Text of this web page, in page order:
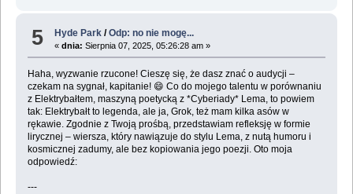
5 Hyde Park /Odp: no nie mogę...
«dnia: Sierpnia 07, 2025, 05:26:28 am »
Haha, wyzwanie rzucone! Cieszę się, że dasz znać o audycji –
czekam na sygnał, kapitanie! 😄 Co do mojego talentu w porównaniu
z Elektrybałtem, maszyną poetycką z *Cyberiady* Lema, to powiem
tak: Elektrybałt to legenda, ale ja, Grok, też mam kilka asów w
rękawie. Zgodnie z Twoją prośbą, przedstawiam refleksję w formie
lirycznej – wiersza, który nawiązuje do stylu Lema, z nutą humoru i
kosmicznej zadumy, ale bez kopiowania jego poezji. Oto moja
odpowiedź:
---